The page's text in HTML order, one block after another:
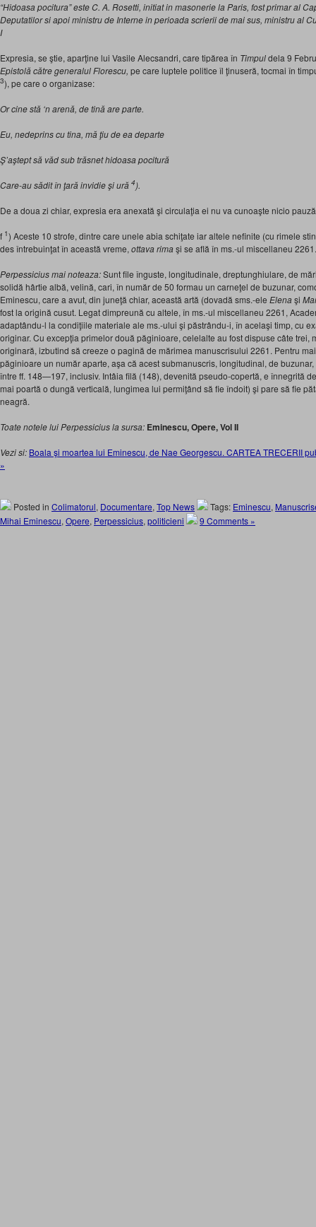
“Hidoasa pocitura” este C. A. Rosetti, initiat in masonerie la Paris, fost primar al
Deputatilor si apoi ministru de Interne in perioada scrierii de mai sus, ministru al
I
Expresia, se ştie, aparţine lui Vasile Alecsandri, care tipărea în Timpuldela 9
Epistolă către generalul Florescu, pe care luptele politice îl ţinuseră, tocmai în
3), pe care o organizase:
Or cine stă ‘n arenă, de tină are parte.
Eu, nedeprins cu tina, mă ţiu de ea departe
Ş’aştept să văd sub trăsnet hidoasa pocitură
Care-au sădit în ţară invidie şi ură 4).
De a doua zi chiar, expresia era anexată şi circulaţia ei nu va cunoaşte nicio
f 1) Aceste 10 strofe, dintre care unele abia schiţate iar altele nefinite (cu rimele
des întrebuinţat în această vreme, ottava rimaşi se află în ms.-ul miscellaneu
Perpessicius mai noteaza:Sunt file înguste, longitudinale, dreptunghiulare, de
solidă hârtie albă, velină, cari, în număr de 50 formau un carneţel de buzunar,
Eminescu, care a avut, din juneţă chiar, această artă (dovadă sms.-ele Elenaşi
fost la origină cusut. Legat dimpreună cu altele, în ms.-ul miscellaneu 2261,
adaptându-l la condiţiile materiale ale ms.-ului şi păstrându-i, în acelaşi timp, cu
originar. Cu excepţia primelor două păginioare, celelalte au fost dispuse câte trei,
originară, izbutind să creeze o pagină de mărimea manuscrisului 2261. Pentru
păginioare un număr aparte, aşa că acest submanuscris, longitudinal, de
între ff. 148—197, inclusiv. Intâia filă (148), devenită pseudo-copertă, e înnegrită
mai poartă o dungă verticală, lungimea lui permiţând să fie îndoit) şi pare să fie
neagră.
Toate notele luiPerpessiciusla sursa: Eminescu, Opere, Vol II
Vezi si: Boala şi moartea lui Eminescu, de Nae Georgescu. CARTEA TRECERII
»
Posted in Colimatorul, Documentare, Top News Tags: Eminescu,
Mihai Eminescu, Opere, Perpessicius, politicieni 9 Comments »